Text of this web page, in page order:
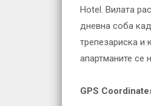
Hotel. Вилата
дневна соба
трепезариска и
апартманите се
GPS